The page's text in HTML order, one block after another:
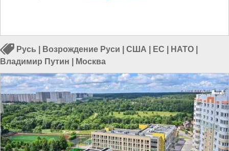
Русь Возрождение Руси США ЕС НАТО
Владимир Путин
Москва